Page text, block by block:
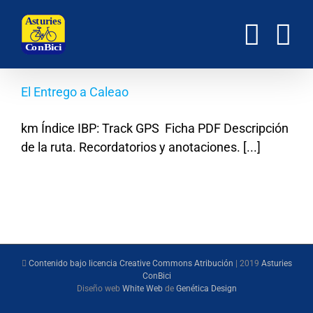
contenido
El Entrego a Caleao
km Índice IBP: Track GPS Ficha PDF Descripción
de la ruta. Recordatorios y anotaciones. [...]
Contenido bajo licencia Creative Commons Atribución | 2019 Asturies
ConBici
Diseño web White Webde Genética Design